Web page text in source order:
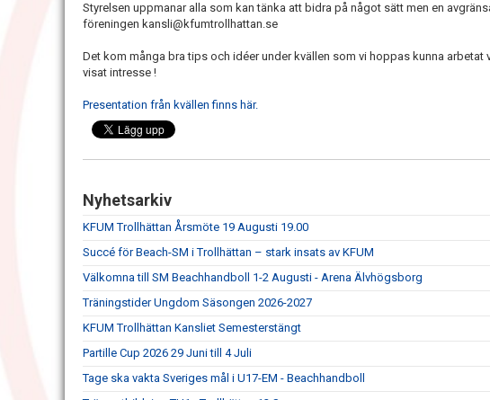
Styrelsen uppmanar alla som kan tänka att bidra på något sätt men en
föreningen kansli@kfumtrollhattan.se
Det kom många bra tips och idéer under kvällen som vi hoppas kunna
visat intresse !
Presentation från kvällen finns här.
Nyhetsarkiv
KFUM Trollhättan Årsmöte 19 Augusti 19.00
Succé för Beach-SM i Trollhättan – stark insats av KFUM
Välkomna till SM Beachhandboll 1-2 Augusti - Arena Älvhögsborg
Träningstider Ungdom Säsongen 2026-2027
KFUM Trollhättan Kansliet Semesterstängt
Partille Cup 2026 29 Juni till 4 Juli
Tage ska vakta Sveriges mål i U17-EM - Beachhandboll